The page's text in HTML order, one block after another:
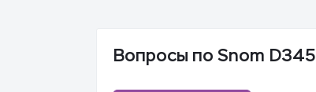
Вопросы по Snom D345